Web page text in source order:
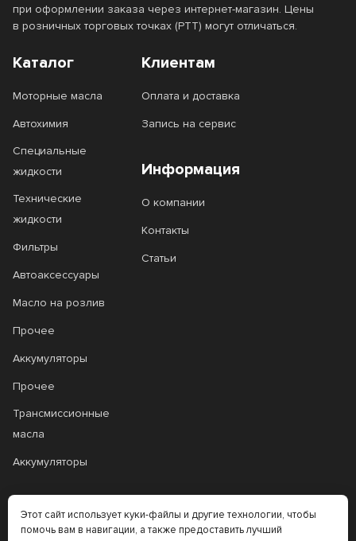
при оформлении заказа через интернет-магазин. Цены
в розничных торговых точках (РТТ) могут отличаться.
Каталог
Моторные масла
Автохимия
Специальные
жидкости
Технические
жидкости
Фильтры
Автоаксессуары
Масло на розлив
Прочее
Аккумуляторы
Прочее
Трансмиссионные
масла
Аккумуляторы
Клиентам
Оплата и доставка
Запись на сервис
Информация
О компании
Контакты
Статьи
+7 (383) 335-77-99
rtt@m-masel.ru
Этот сайт использует куки-файлы и другие технологии, чтобы
помочь вам в навигации, а также предоставить лучший